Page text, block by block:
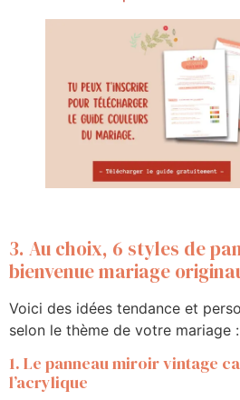
3. Au choix, 6 styles de
bienvenue mariage
Voici des idées tendance et
selon le thème de votre mariage :
1. Le panneau miroir vintage
l’acrylique